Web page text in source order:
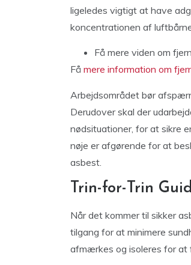
ligeledes vigtigt at have
koncentrationen af
Få mere viden om
Få mere information om
Arbejdsområdet bør
Derudover skal der
nødsituationer, for at sikre
nøje er afgørende for at
asbest.
Trin-for-Trin
Når det kommer til sikker
tilgang for at minimere
afmærkes og isoleres for at